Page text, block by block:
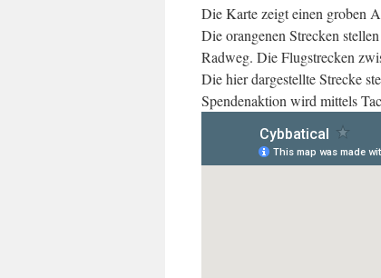
Die Karte zeigt einen groben
Die orangenen Strecken
Radweg. Die Flugstrecken
Die hier dargestellte Strecke
Spendenaktion wird mittels